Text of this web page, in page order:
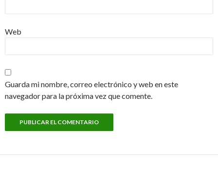
Web
Guarda mi nombre, correo electrónico y web en este
navegador para la próxima vez que comente.